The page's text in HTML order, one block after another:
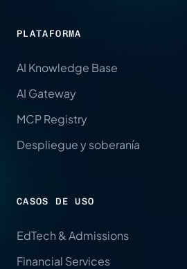
PLATAFORMA
AI Knowledge Base
AI Gateway
MCP Registry
Despliegue y soberanía
CASOS DE USO
EdTech & Admissions
Financial Services